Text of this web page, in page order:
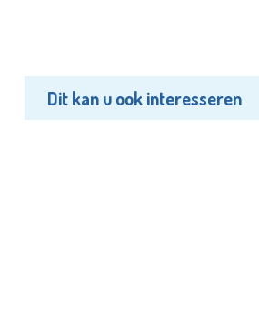
Dit kan u ook interesseren